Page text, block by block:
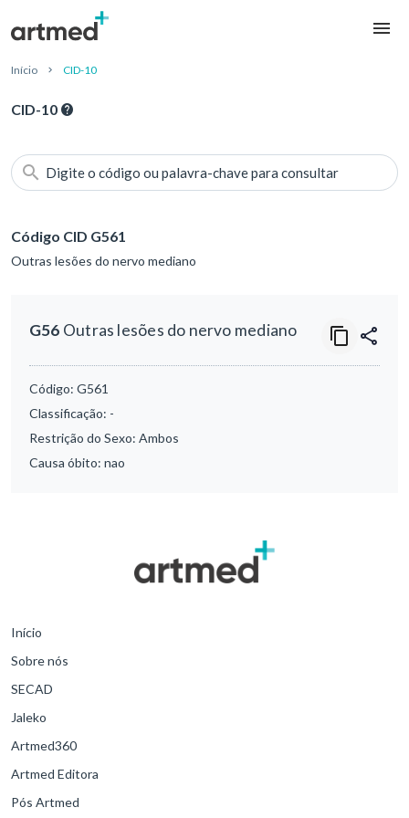
Início CID-10
CID-10
Digite o código ou palavra-chave para consultar
Código CID G561
Outras lesões do nervo mediano
G56 Outras lesões do nervo mediano
Código: G561
Classificação: -
Restrição do Sexo: Ambos
Causa óbito: nao
Início
Sobre nós
SECAD
Jaleko
Artmed360
Artmed Editora
Pós Artmed